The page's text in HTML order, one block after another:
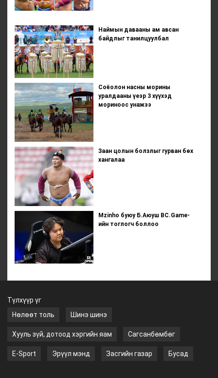
Наймын давааны ам авсан
байдлыг танилцуулбал
Соёолон насны морины
уралдааны үеэр 3 хүүхэд
мориноос унажээ
Заан цолын болзлыг гурван бөх
хангалаа
Mzinho буюу Б.Аюуш BC.Game-
ийн тоглогч боллоо
Түлхүүр үг
Нөлөөт толь
Шинэ шинэ
Хууль зүй, дотоод хэргийн яам Сагсанбөмбөг
E-Sport Эрүүл мэнд Засгийн газар Бусад